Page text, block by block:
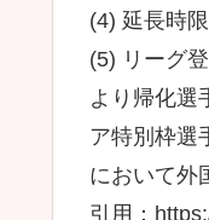
(4) 延長時
(5) リーグ
より帰化選
ア特別枠選
において外
引用：